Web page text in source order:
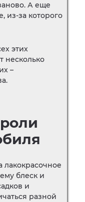
А еще
из-за которого
этих
несколько
–
лакокрасочное
блеск и
и
разной